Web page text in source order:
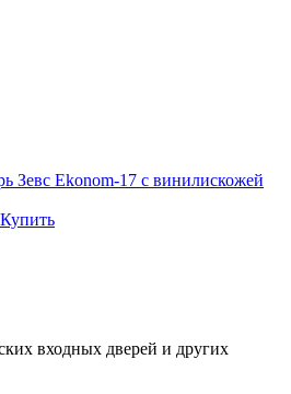
Зевс Ekonom-17 с винилискожей
Купить
входных дверей и других